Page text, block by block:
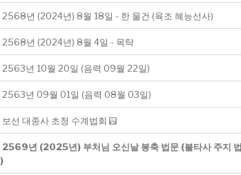
2568년 (2024년) 8월 18일 - 한 물건 (육조 혜능선사)
2568년 (2024년) 8월 4일 - 목탁
2563년 10월 20일 (음력 09월 22일)
2563년 09월 01일 (음력 08월 03일)
선 대종사 초청 수계법회
2569년 (2025년) 부처님 오신날 봉축 법문 (불타사 주지